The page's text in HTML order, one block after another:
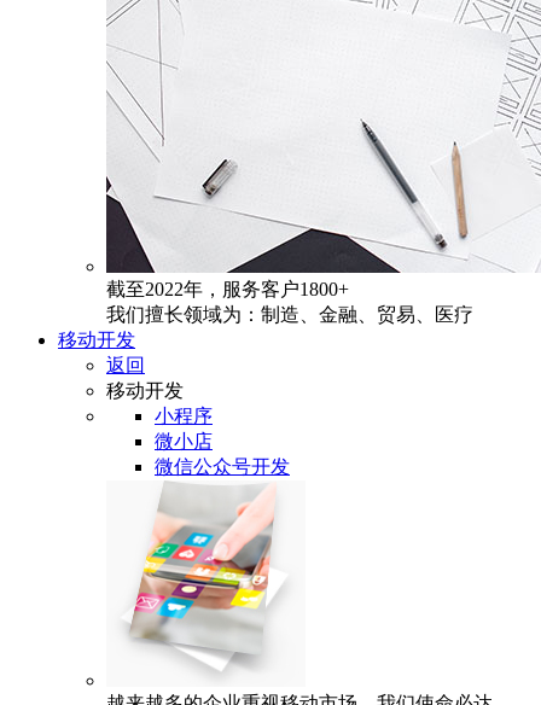
截至2022年，服务客户1800+
我们擅长领域为：制造、金融、贸易、医疗
移动开发
返回
移动开发
小程序
微小店
微信公众号开发